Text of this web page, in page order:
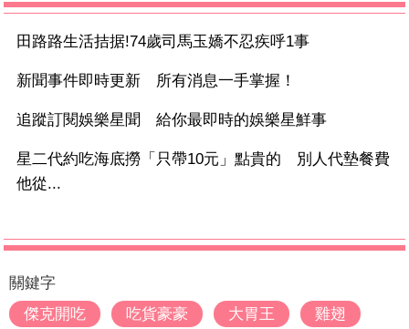
田路路生活拮据!74歲司馬玉嬌不忍疾呼1事
新聞事件即時更新 所有消息一手掌握！
追蹤訂閱娛樂星聞 給你最即時的娛樂星鮮事
星二代約吃海底撈「只帶10元」點貴的 別人代墊餐費
他從...
關鍵字
傑克開吃
吃貨豪豪 大胃王 雞翅